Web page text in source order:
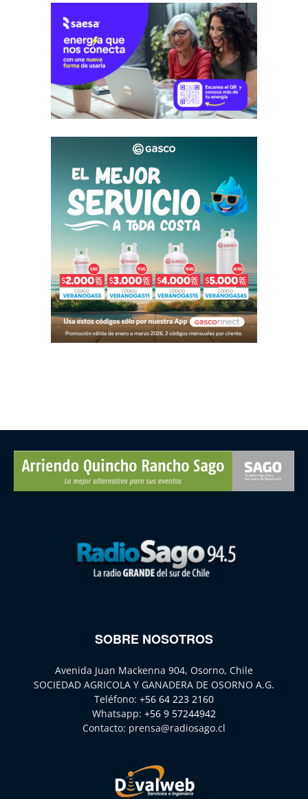
SOBRE NOSOTROS
Avenida Juan Mackenna 904, Osorno, Chile
SOCIEDAD AGRICOLA Y GANADERA DE OSORNO A.G.
Teléfono: +56 64 223 2160
Whatsapp: +56 9 57244942
Contacto: prensa@radiosago.cl